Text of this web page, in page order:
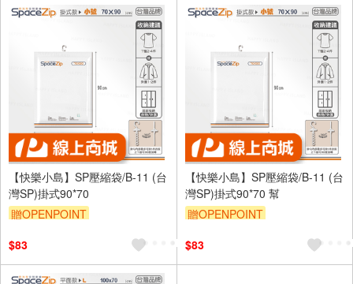
【快樂小島】SP壓縮袋/B-11 (台
灣SP)掛式90*70
贈OPENPOINT
$83
【快樂小島】SP壓縮袋/B-11 (台
灣SP)掛式90*70 幫
贈OPENPOINT
$83